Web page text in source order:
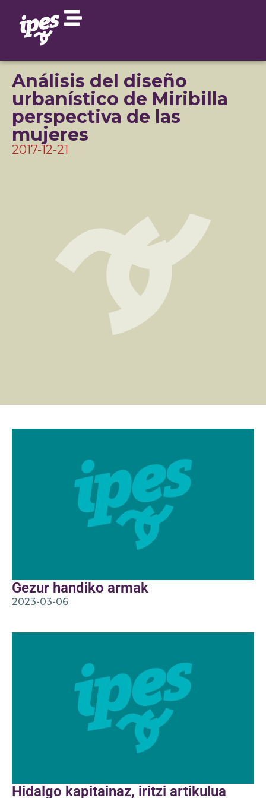
Análisis del diseño
urbanístico de Miribilla
perspectiva de las
mujeres
2017-12-21
Gezur handiko armak
2023-03-06
Hidalgo kapitainaz, iritzi artikulua